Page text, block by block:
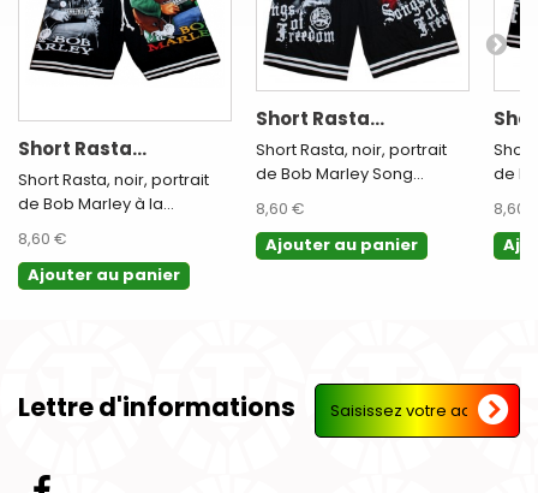
Short Rasta...
Short Rasta, noir, portrait
de Bob Marley à la...
8,60 €
Ajouter au panier
Short Rasta...
Short Rasta, noir, portrait
de Bob Marley Song...
8,60 €
Ajouter au panier
de
8,60
Lettre d'informations